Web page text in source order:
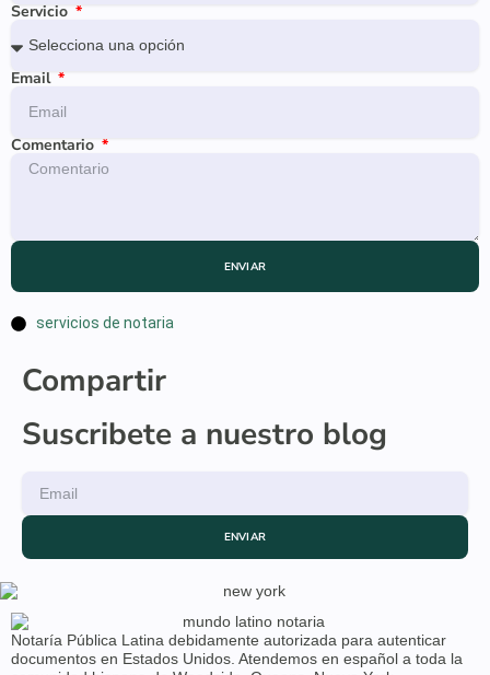
Servicio
Email
Comentario
ENVIAR
servicios de notaria
Compartir
Suscribete a nuestro blog
ENVIAR
Notaría Pública Latina debidamente autorizada para autenticar
documentos en Estados Unidos. Atendemos en español a toda la